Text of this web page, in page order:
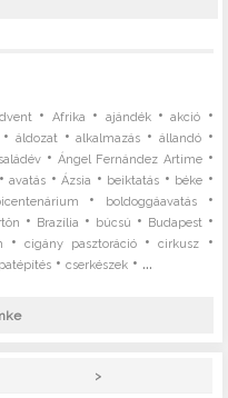
• Afrika • ajándék•akció •
• áldozat •alkalmazás • állandó•
•Ángel Fernández Artime•
•avatás •Ázsia • beiktatás • béke •
• boldoggáavatás•
• Brazília • búcsú • Budapest •
•cigány pasztoráció•cirkusz •
•cserkészek • ...
>